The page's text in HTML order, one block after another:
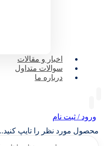
اخبار و مقالات
سوالات متداول
درباره ما
ورود / ثبت نام
محصول مورد نظر را تایپ